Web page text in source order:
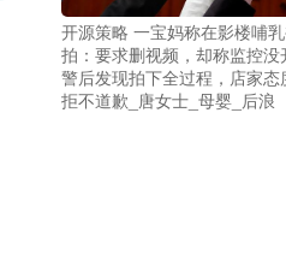
开源策略 一宝妈称在影楼哺
拍：要求删视频，却称监控没
警后发现拍下全过程，店家态
拒不道歉_唐女士_母婴_后浪